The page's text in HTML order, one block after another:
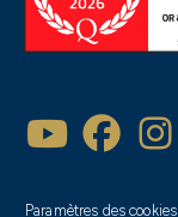
Paramètres des cookies